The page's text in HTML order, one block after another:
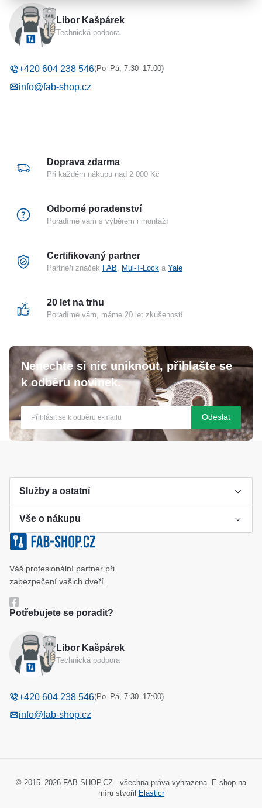
Výrobce
Typ příslušenstvíLibor Kašpárek
Technická podpora
+420 604 238 546(Po–Pá, 7:30–17:00)
info@fab-shop.cz
Doprava zdarma
Při každém nákupu nad 2 000 Kč
Odborné poradenství
Poradíme vám s výběrem i montáží
Certifikovaný partner
Partneři značek FAB Mul-T-Lock a Yale
20 let na trhu
Poradíme vám, máme 20 let zkušeností
Nenechte si nic uniknout, přihlašte se
k odběru novinek.
Odeslat
Služby a ostatní
Výroba klíče
Klíčové systémy
Katalog
Vše o nákupu
Cookies a podmínky používání
Ochrana osobních údajů
Odstoupení od kupní smlouvy
Váš profesionální partner při
zabezpečení vašich dveří.
Potřebujete se poradit?
Libor Kašpárek
Technická podpora
+420 604 238 546(Po–Pá, 7:30–17:00)
info@fab-shop.cz
© 2015–2026 FAB-SHOP.CZ - všechna práva vyhrazena. E-shop na
míru stvořil
Elasticr